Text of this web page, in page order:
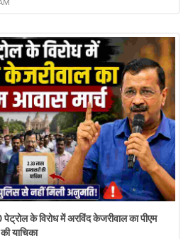
के विरोध में अरविंद केजरीवाल का पीएम
याचिका